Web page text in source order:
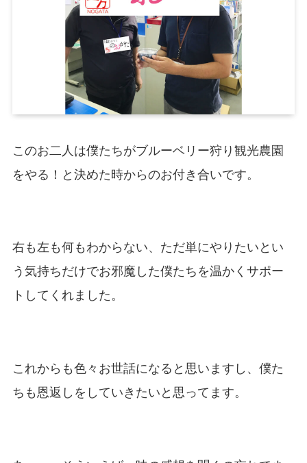
このお二人は僕たちがブルーベリー狩り観光農園
をやる！と決めた時からのお付き合いです。
右も左も何もわからない、ただ単にやりたいとい
う気持ちだけでお邪魔した僕たちを温かくサポー
トしてくれました。
これからも色々お世話になると思いますし、僕た
ちも恩返しをしていきたいと思ってます。